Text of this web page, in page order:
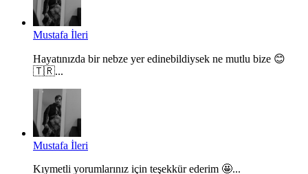
Mustafa İleri
Hayatınızda bir nebze yer edinebildiysek ne mutlu bize 😊
🇹🇷...
Mustafa İleri
Kıymetli yorumlarınız için teşekkür ederim 🤩...